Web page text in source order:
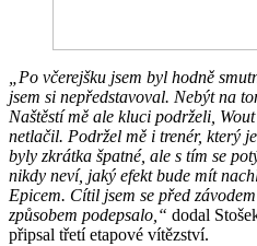
„Po včerejšku jsem byl hodně
jsem si nepředstavoval. Nebýt na
Naštěstí mě ale kluci podrželi,
netlačil. Podržel mě i trenér, který
byly zkrátka špatné, ale s tím se
nikdy neví, jaký efekt bude mít
Epicem. Cítil jsem se před
způsobem podepsalo,“ dodal
připsal třetí etapové vítězství.